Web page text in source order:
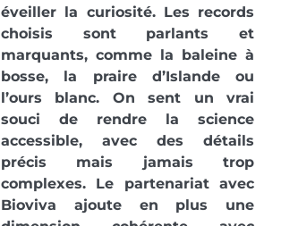
éveiller la curiosité. Les records
choisis sont parlants et
marquants, comme la baleine à
bosse, la praire d’Islande ou
l’ours blanc. On sent un vrai
souci de rendre la science
accessible, avec des détails
précis mais jamais trop
complexes. Le partenariat avec
Bioviva ajoute en plus une